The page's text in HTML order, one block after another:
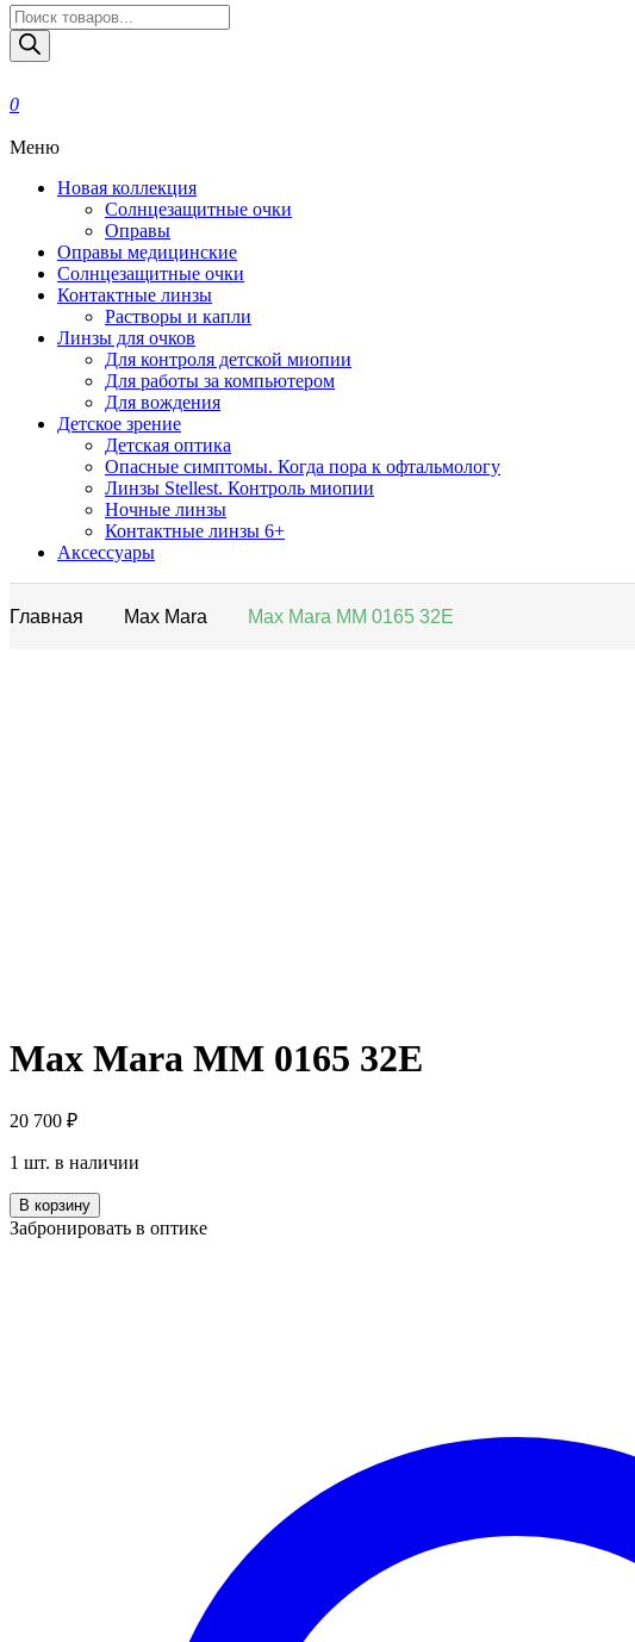
Поиск
товаров
0
Меню
Новая коллекция
Солнцезащитные очки
Оправы
Оправы медицинские
Солнцезащитные очки
Контактные линзы
Растворы и капли
Линзы для очков
Для контроля детской миопии
Для работы за компьютером
Для вождения
Детское зрение
Детская оптика
Опасные симптомы. Когда пора к офтальмологу
Линзы Stellest. Контроль миопии
Ночные линзы
Контактные линзы 6+
Аксессуары
Главная Max Mara Max Mara MM 0165 32E
Max Mara MM 0165 32E
20 700 ₽
1 шт. в наличии
Количество
Max
Mara
В корзину
Забронировать в оптике